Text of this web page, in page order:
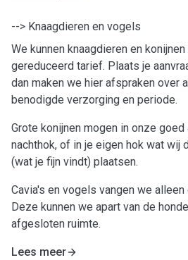
--> Knaagdieren en vogels
We kunnen knaagdieren en
gereduceerd tarief. Plaats je
dan maken we hier afspraken over
benodigde verzorging en periode.
Grote konijnen mogen in onze
nachthok, of in je eigen hok wat wij
(wat je fijn vindt) plaatsen.
Cavia's en vogels vangen we
Deze kunnen we apart van de
afgesloten ruimte.
Lees meer